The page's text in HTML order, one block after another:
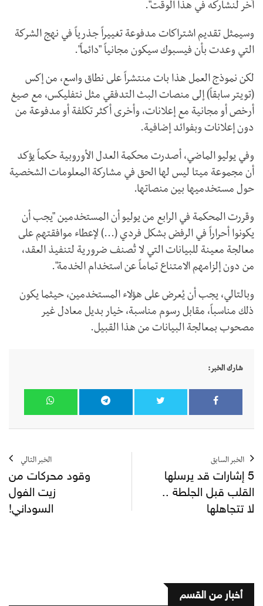
آخر لنشاركه في هذا الوقت".
وسيمثل تقديم اشتراكات مدفوعة تغييراً جذرياً في نهج الشركة
التي وعدت بأن فيسبوك سيكون مجانياً "دائماً".
لكن نموذج العمل هذا بات منتشراً على نطاق واسع، من إكس
(تويتر سابقاً) إلى منصات البث التدفقي مثل نتفليكس، مع صيغ
أرخص أو مجانية مع إعلانات، وأخرى أكثر تكلفة أو مدفوعة من
دون إعلانات وبفوائد إضافية.
وفي يوليو الماضي، أصدرت محكمة العدل الأوروبية حكماً يؤكد
أن مجموعة ميتا ليس لها الحق في مشاركة المعلومات الشخصية
حول مستخدميها بين منصاتها.
وقررت المحكمة في الرابع من يوليو أن المستخدمين "يجب أن
يكونوا أحراراً في الرفض بشكل فردي (...) لإعطاء موافقتهم على
معالجة معينة للبيانات التي لا تُصنف ضرورية لتنفيذ العقد،
من دون إلزامهم الامتناع تماماً عن استخدام الخدمة".
وبالتالي، يجب أن يُعرض على هؤلاء المستخدمين، حيثما يكون
ذلك مناسباً، مقابل رسوم مناسبة، خيار بديل معادل غير
مصحوب بمعالجة البيانات من هذا القبيل.
شارك الخبر:
الخبر السابق
5 إشارات قد يرسلها
القلب قبل الجلطة ..
لا تتجاهلها
الخبر التالي
وقود محركات من
زيت الفول
السوداني!
أخبار من القسم